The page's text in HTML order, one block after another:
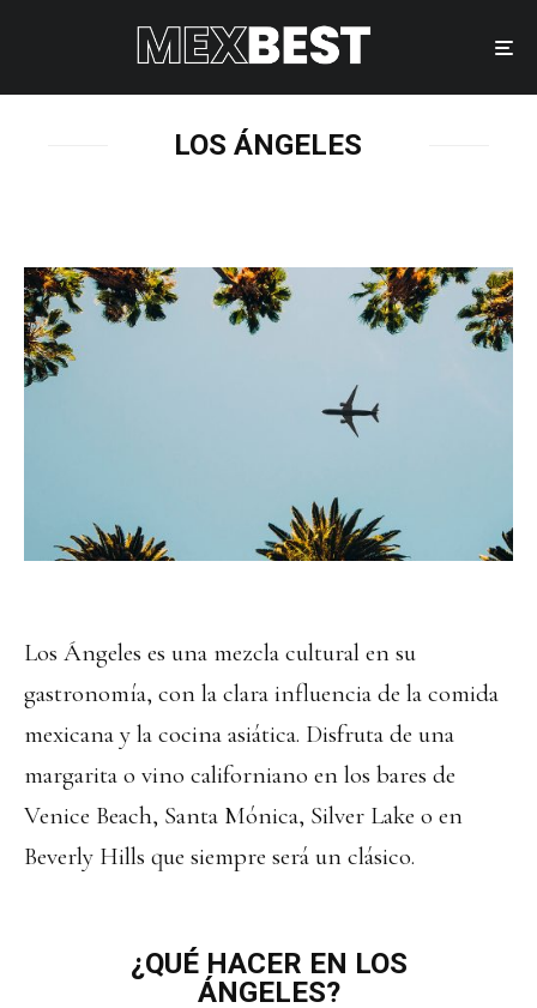
LOS ÁNGELES
Los Ángeles es una mezcla cultural en su
gastronomía, con la clara influencia de la comida
mexicana y la cocina asiática. Disfruta de una
margarita o vino californiano en los bares de
Venice Beach, Santa Mónica, Silver Lake o en
Beverly Hills que siempre será un clásico.
¿QUÉ HACER EN LOS
ÁNGELES?